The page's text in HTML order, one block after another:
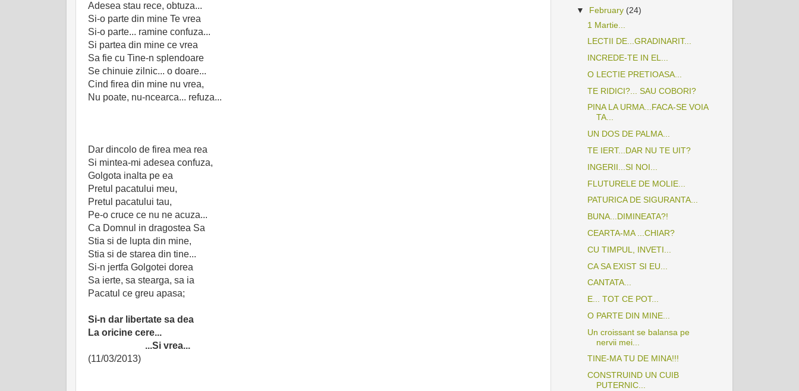
Adesea stau rece, obtuza...
Si-o parte din mine Te vrea
Si-o parte... ramine confuza...
Si partea din mine ce vrea
Sa fie cu Tine-n splendoare
Se chinuie zilnic... o doare...
Cind firea din mine nu vrea,
Nu poate, nu-ncearca... refuza...
Dar dincolo de firea mea rea
Si mintea-mi adesea confuza,
Golgota inalta pe ea
Pretul pacatului meu,
Pretul pacatului tau,
Pe-o cruce ce nu ne acuza...
Ca Domnul in dragostea Sa
Stia si de lupta din mine,
Stia si de starea din tine...
Si-n jertfa Golgotei dorea
Sa ierte, sa stearga, sa ia
Pacatul ce greu apasa;
Si-n dar libertate sa dea
La oricine cere...
...Si vrea...
(11/03/2013)
▼ February (24)
1 Martie...
LECTII DE...GRADINARIT...
INCREDE-TE IN EL...
O LECTIE PRETIOASA...
TE RIDICI?... SAU COBORI?
PINA LA URMA...FACA-SE VOIA
TA...
UN DOS DE PALMA...
TE IERT...DAR NU TE UIT?
INGERII...SI NOI...
FLUTURELE DE MOLIE...
PATURICA DE SIGURANTA...
BUNA...DIMINEATA?!
CEARTA-MA ...CHIAR?
CU TIMPUL, INVETI...
CA SA EXIST SI EU...
CANTATA...
E... TOT CE POT...
O PARTE DIN MINE...
Un croissant se balansa pe
nervii mei...
TINE-MA TU DE MINA!!!
CONSTRUIND UN CUIB
PUTERNIC...